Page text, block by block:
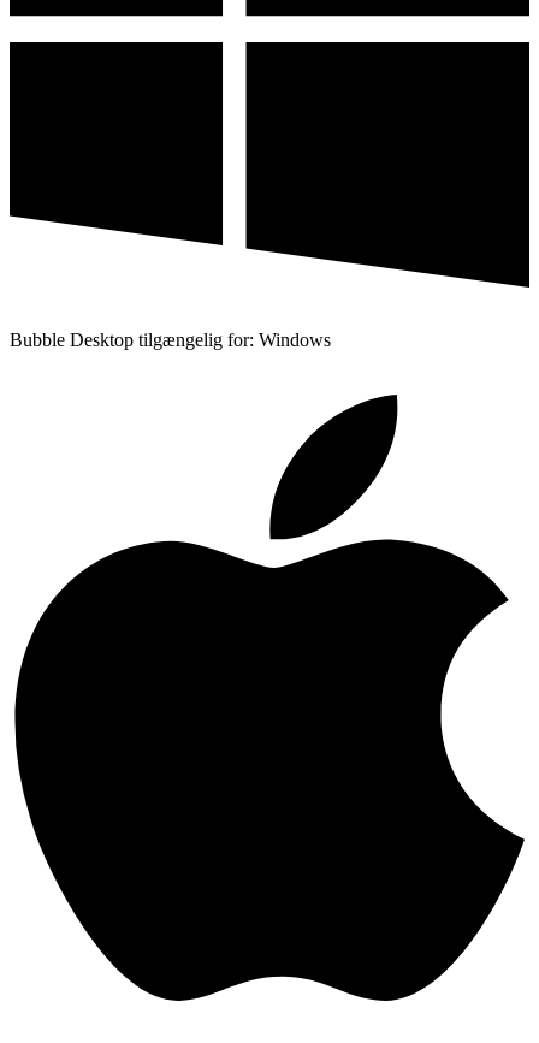
Bubble Desktop tilgængelig for: Windows